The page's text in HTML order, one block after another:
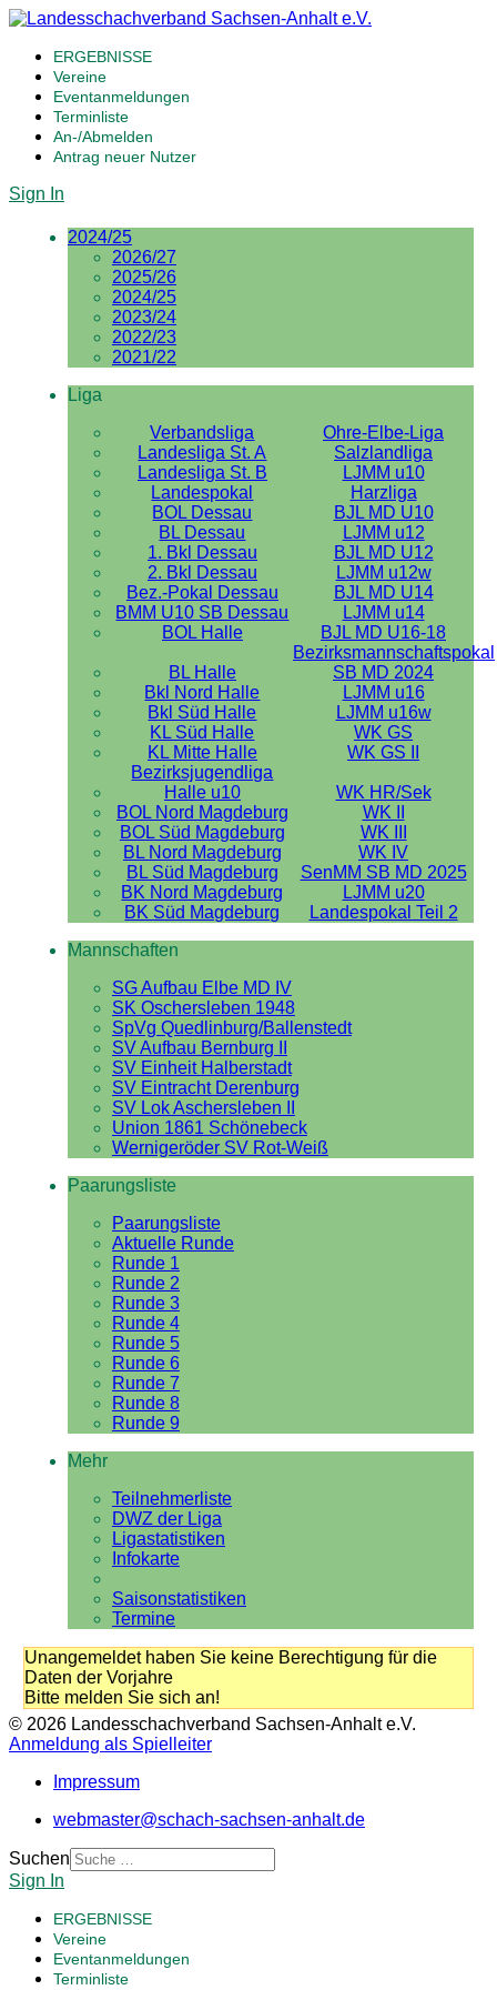
ERGEBNISSE
Vereine
Eventanmeldungen
Terminliste
An-/Abmelden
Antrag neuer Nutzer
Sign In
2024/25
2026/27
2025/26
2024/25
2023/24
2022/23
2021/22
Liga
Verbandsliga
Ohre-Elbe-Liga
Landesliga St. A
Salzlandliga
Landesliga St. B
LJMM u10
Landespokal
Harzliga
BOL Dessau
BJL MD U10
BL Dessau
LJMM u12
1. Bkl Dessau
BJL MD U12
2. Bkl Dessau
LJMM u12w
Bez.-Pokal Dessau
BJL MD U14
BMM U10 SB Dessau
LJMM u14
BOL Halle
BJL MD U16-18
BL Halle
Bezirksmannschaftspokal
SB MD 2024
Bkl Nord Halle
LJMM u16
Bkl Süd Halle
LJMM u16w
KL Süd Halle
WK GS
KL Mitte Halle
WK GS II
Bezirksjugendliga
Halle u10
WK HR/Sek
BOL Nord Magdeburg
WK II
BOL Süd Magdeburg
WK III
BL Nord Magdeburg
WK IV
BL Süd Magdeburg
SenMM SB MD 2025
BK Nord Magdeburg
LJMM u20
BK Süd Magdeburg
Landespokal Teil 2
Mannschaften
SG Aufbau Elbe MD IV
SK Oschersleben 1948
SpVg Quedlinburg/Ballenstedt
SV Aufbau Bernburg II
SV Einheit Halberstadt
SV Eintracht Derenburg
SV Lok Aschersleben II
Union 1861 Schönebeck
Wernigeröder SV Rot-Weiß
Paarungsliste
Paarungsliste
Aktuelle Runde
Runde 1
Runde 2
Runde 3
Runde 4
Runde 5
Runde 6
Runde 7
Runde 8
Runde 9
Mehr
Teilnehmerliste
DWZ der Liga
Ligastatistiken
Infokarte
Saisonstatistiken
Termine
Unangemeldet haben Sie keine Berechtigung für die
Daten der Vorjahre
Bitte melden Sie sich an!
© 2026 Landesschachverband Sachsen-Anhalt e.V.
Anmeldung als Spielleiter
Impressum
webmaster@schach-sachsen-anhalt.de
Suchen
Sign In
ERGEBNISSE
Vereine
Eventanmeldungen
Terminliste